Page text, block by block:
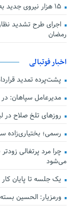
۱۵ هزار نیروی جدید به نظام سلامت کشور افزوده شد
اجرای طرح تشدید
رمضان
اخبار فوتبالی
پشت‌پرده تمدید
مدیرعامل سپاهان:
روزهای تلخ صلاح در
رسمی؛ بختیاری‌زاده
چرا مرد پرتغالی
می‌شود
یک جلسه تا پایان کار
ورمزیار: الحسین